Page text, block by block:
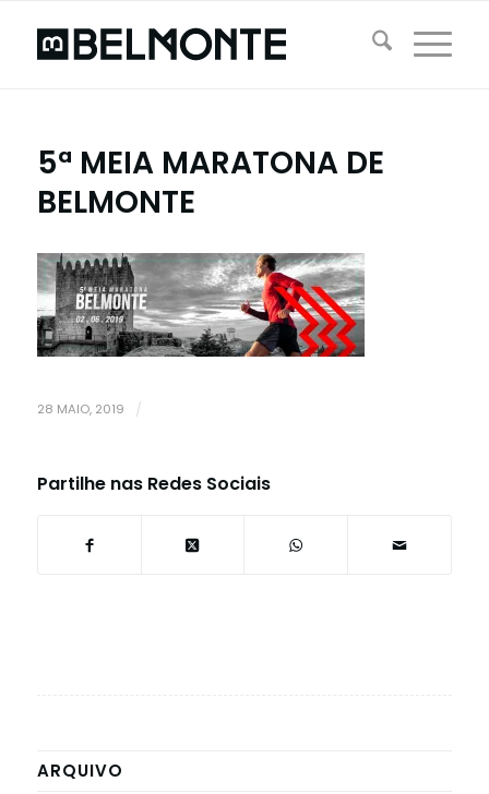
5ª MEIA MARATONA DE
BELMONTE
28 MAIO, 2019 /
Partilhe nas Redes Sociais
ARQUIVO